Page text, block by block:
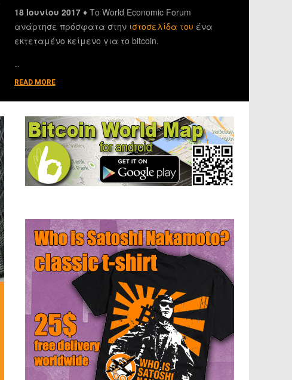
18 Ιουνίου 2017 ♦ Το World Economic Forum
ανάρτησε πρόσφατα στην ιστοσελίδα του ένα
εκτεταμένο κείμενο για το bitcoin.
READ MORE